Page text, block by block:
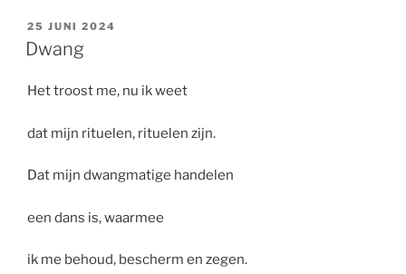
GEPLAATST
OP
25 JUNI 2024
Dwang
Het troost me, nu ik weet
dat mijn rituelen, rituelen zijn.
Dat mijn dwangmatige handelen
een dans is, waarmee
ik me behoud, bescherm en zegen.